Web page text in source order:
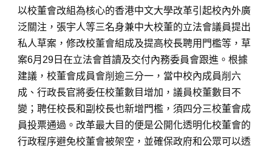
以校董會改組為核心的香港中文大學改革引起校內外廣
泛關注，張宇人等三名身兼中大校董的立法會議員提出
私人草案，修改校董會組成及提高校長聘用門檻等，草
案6月29日在立法會首讀及交付內務委員會跟進。根據
建議，校董會成員會削逾三分一，當中校內成員削六
成、行政長官將委任校董數目增加，議員校董數目不
變；聘任校長和副校長也新增門檻，須四分三校董會成
員投票通過。改革最大目的便是公開化透明化校董會的
行政程序避免校董會被架空，並確保政府和公眾可以透